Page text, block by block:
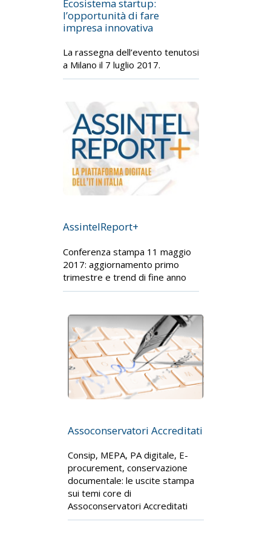
Ecosistema startup:
l’opportunità di fare
impresa innovativa
La rassegna dell’evento tenutosi
a Milano il 7 luglio 2017.
AssintelReport+
Conferenza stampa 11 maggio
2017: aggiornamento primo
trimestre e trend di fine anno
Assoconservatori Accreditati
Consip, MEPA, PA digitale, E-
procurement, conservazione
documentale: le uscite stampa
sui temi core di
Assoconservatori Accreditati